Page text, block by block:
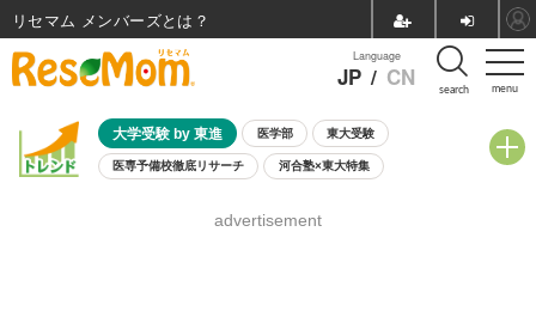
menu
Language
JP / CN search
大学受験 by 東進 医学部 東大受験
医専予備校徹底リサーチ 河合塾×東大特集
8月開催学校説明会・相談会
advertisement
リセマム メンバーズ